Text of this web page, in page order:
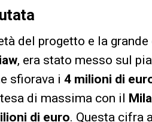
del progetto e la
, era stato messo sul
sfiorava i 4 milioni di
di massima con il
di euro. Questa cifra